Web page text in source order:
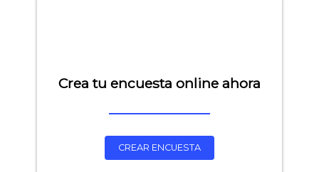
Crea tu encuesta online ahora
CREAR ENCUESTA